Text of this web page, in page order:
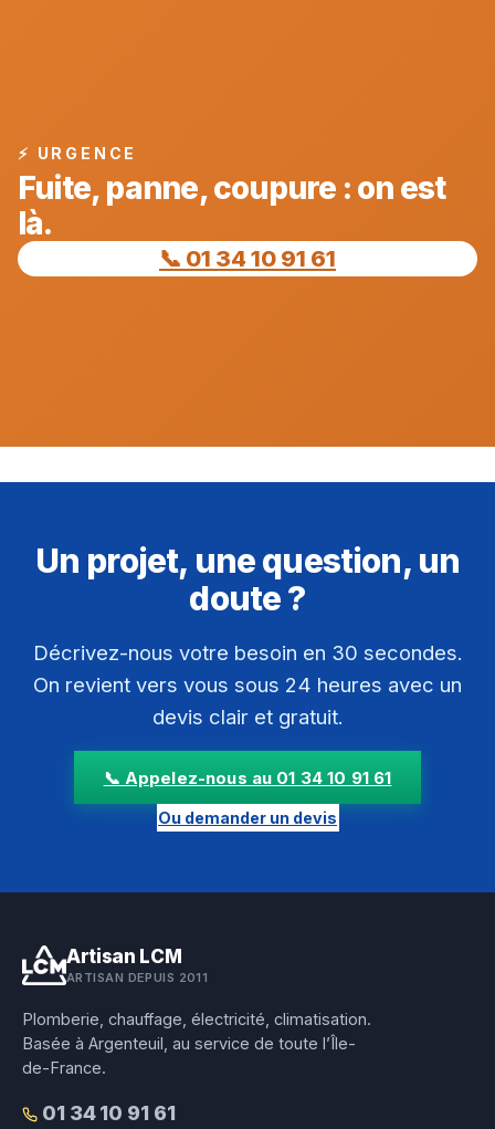
⚡ URGENCE
Fuite, panne, coupure : on est
là.
📞 01 34 10 91 61
Un projet, une question, un
doute ?
Décrivez-nous votre besoin en 30 secondes.
On revient vers vous sous 24 heures avec un
devis clair et gratuit.
📞 Appelez-nous au 01 34 10 91 61
Ou demander un devis
Artisan LCM
ARTISAN DEPUIS 2011
Plomberie, chauffage, électricité, climatisation.
Basée à Argenteuil, au service de toute l’Île-
de-France.
01 34 10 91 61